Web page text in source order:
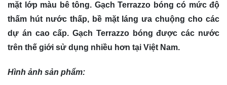
mặt lớp màu bê tông. Gạch Terrazzo bóng có mức độ
thấm hút nước thấp, bề mặt láng ưa chuộng cho các
dự án cao cấp. Gạch Terrazzo bóng được các nước
trên thế giới sử dụng nhiều hơn tại Việt Nam.
Hình ảnh sản phẩm: